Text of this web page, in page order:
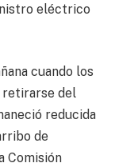
eléctrico
cuando los
retirarse del
reducida
de
Comisión